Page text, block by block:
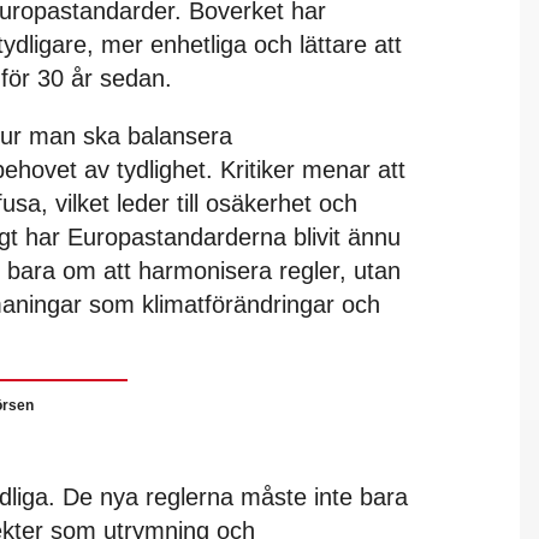
Boverket har
mer enhetliga och lättare att
30 år sedan.
man ska balansera
av tydlighet. Kritiker menar att
vilket leder till osäkerhet och
har Europastandarderna blivit ännu
om att harmonisera regler, utan
som klimatförändringar och
De nya reglerna måste inte bara
som utrymning och